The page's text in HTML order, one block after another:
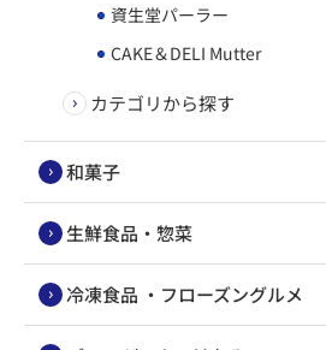
資生堂パーラー
CAKE＆DELI Mutter
カテゴリから探す
和菓子
生鮮食品・惣菜
冷凍食品 ・フローズングルメ